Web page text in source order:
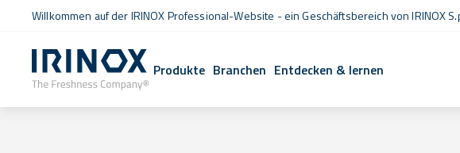
Willkommen auf der IRINOX Professional-Website - ein Geschäftsbereich von IRINOX
Produkte Branchen Entdecken & lernen